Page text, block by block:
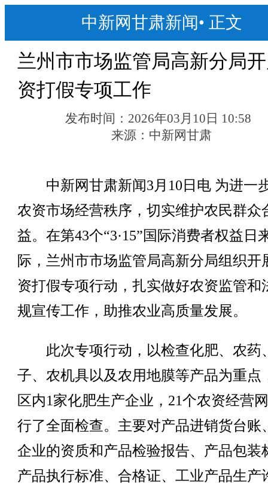
中新网甘肃新闻• 正文
兰州市市场监管局高新分局
资打假专项工作
发布时间： 2026年03月10日 10:58
来源： 中新网甘肃
中新网甘肃新闻3月10日电 为进一
农资市场经营秩序，切实维护农民群众
益。在第43个“3·15”国际消费者权益日
际，兰州市市场监管局高新分局组织开
资打假专项行动，扎实做好农资监管和
规宣传工作，助推农业高质量发展。
此次专项行动，以检查化肥、农药
子、农机具以及农用地膜等产品为重点
区内1家化肥生产企业，21个农资经营
行了全面检查。主要对产品进销货台账
企业的资质和产品检验报告、产品包装
产品执行标准、合格证、工业产品生产